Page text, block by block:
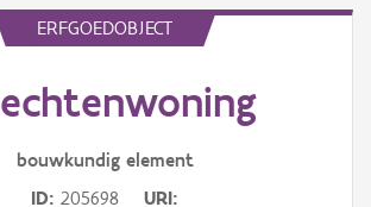
ERFGOEDOBJECT
bouwkundig element
ID 205698
URI